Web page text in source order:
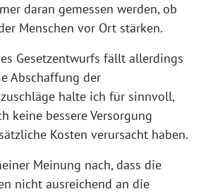
daran gemessen werden, ob
Menschen vor Ort stärken.
Gesetzentwurfs fällt allerdings
Abschaffung der
halte ich für sinnvoll,
keine bessere Versorgung
Kosten verursacht haben.
Meinung nach, dass die
nicht ausreichend an die